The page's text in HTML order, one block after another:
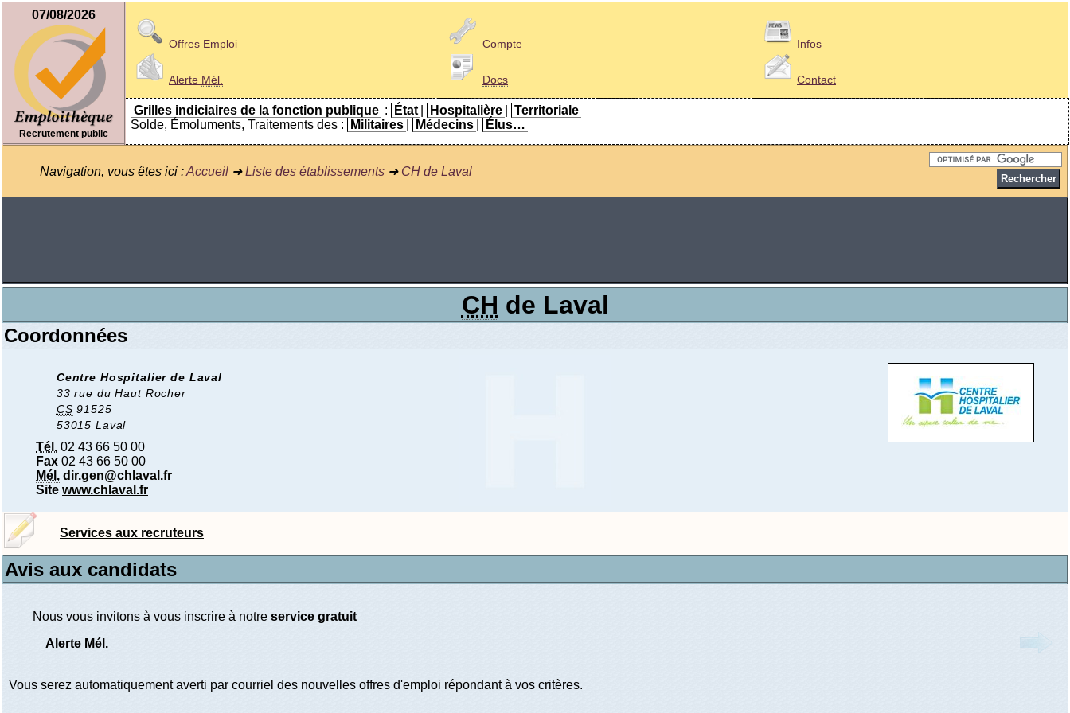
07/08/2026
Recrutement public
Offres Emploi
Alerte Mél.
Compte
Docs
Infos
Contact
Grilles indiciaires de la fonction publique : État Hospitalière
Territoriale
Solde, Émoluments, Traitements des :
Militaires Médecins Élus…
Navigation, vous êtes ici :Accueil ➜Liste des établissements ➜ CH de Laval
CH de Laval
Coordonnées
Centre Hospitalier de Laval
33 rue du Haut Rocher
CS 91525
53015 Laval
Tél. 02 43 66 50 00
Fax 02 43 66 50 00
Mél. dir.gen@chlaval.fr
Site www.chlaval.fr
Services aux recruteurs
Avis aux candidats
Nous vous invitons à vous inscrire à notre service gratuit
Alerte Mél.
Vous serez automatiquement averti par courriel des nouvelles offres d'emploi répondant à vos critères.